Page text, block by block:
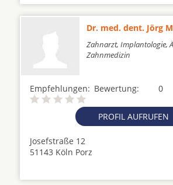
Dr. med. dent. Jörg
Zahnarzt, Implantologie,
Zahnmedizin
Empfehlungen: 0
Bewertung:
PROFIL AUFRUFEN
Josefstraße 12
51143 Köln Porz